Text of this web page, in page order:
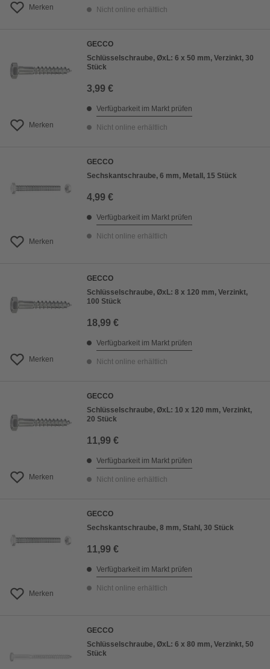
Merken Nicht online erhältlich
Merken
GECCO
Schlüsselschraube, ØxL: 6 x 50 mm, Verzinkt, 30
Stück
3,99 €
Verfügbarkeit im Markt prüfen
Nicht online erhältlich
Merken
GECCO
Sechskantschraube, 6 mm, Metall, 15 Stück
4,99 €
Verfügbarkeit im Markt prüfen
Nicht online erhältlich
Merken
GECCO
Schlüsselschraube, ØxL: 8 x 120 mm, Verzinkt,
100 Stück
18,99 €
Verfügbarkeit im Markt prüfen
Nicht online erhältlich
Merken
GECCO
Schlüsselschraube, ØxL: 10 x 120 mm, Verzinkt,
20 Stück
11,99 €
Verfügbarkeit im Markt prüfen
Nicht online erhältlich
Merken
GECCO
Sechskantschraube, 8 mm, Stahl, 30 Stück
11,99 €
Verfügbarkeit im Markt prüfen
Nicht online erhältlich
GECCO
Schlüsselschraube, ØxL: 6 x 80 mm, Verzinkt, 50
Stück